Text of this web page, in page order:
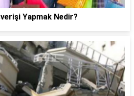
Yapmak Nedir?